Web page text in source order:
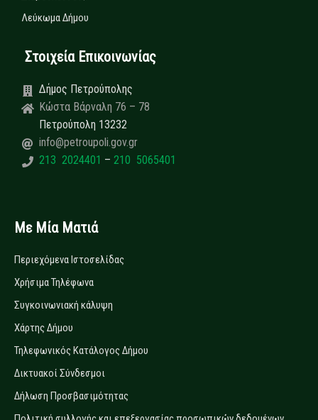
Λεύκωμα Δήμου
Στοιχεία Επικοινωνίας
Δήμος Πετρούπολης
Κώστα Βάρναλη 76 – 78
Πετρούπολη 13232
info@petroupoli.gov.gr
213 2024401 – 210 5065401
Με Μία Ματιά
Περιεχόμενα Ιστοσελίδας
Χρήσιμα Τηλέφωνα
Συγκοινωνιακή κάλυψη
Χάρτης Δήμου
Τηλεφωνικός Κατάλογος Δήμου
Δικτυακοί Σύνδεσμοι
Δήλωση Προσβασιμότητας